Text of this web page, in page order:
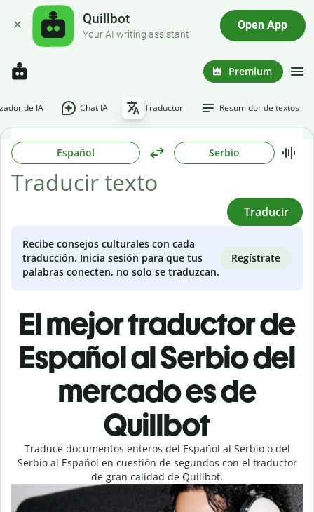
Quillbot
Your AI writing assistant
Open App
Premium
de IA Chat IA Traductor Resumidor de textos
Español Serbio
Traducir
Recibe consejos culturales con cada
traducción. Inicia sesión para que tus
palabras conecten, no solo se traduzcan.
Regístrate
El mejor traductor de
Español al Serbio del
mercado es de
Quillbot
Traduce documentos enteros del Español al Serbio o del
Serbio al Español en cuestión de segundos con el traductor
de gran calidad de Quillbot.